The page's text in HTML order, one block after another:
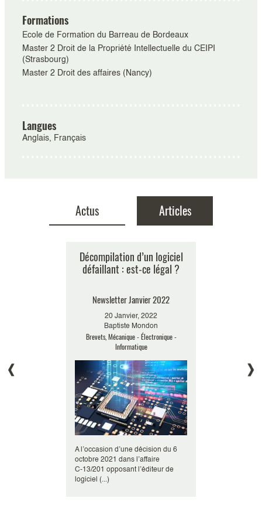
Formations
Ecole de Formation du Barreau de Bordeaux
Master 2 Droit de la Propriété Intellectuelle du CEIPI
(Strasbourg)
Master 2 Droit des affaires (Nancy)
Langues
Anglais, Français
Actus Articles
Décompilation d’un logiciel
défaillant : est-ce légal ?
Newsletter Janvier 2022
20 Janvier, 2022
Baptiste Mondon
Brevets, Mécanique - Électronique -
Informatique
A l’occasion d’une décision du 6
octobre 2021 dans l’affaire
C‑13/201 opposant l’éditeur de
logiciel (...)